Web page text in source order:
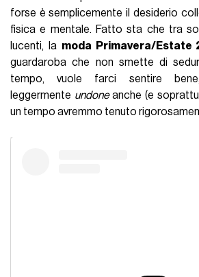
forse è semplicemente il desiderio
fisica e mentale. Fatto sta che tra
lucenti, la moda Primavera/Estate
guardaroba che non smette di
tempo, vuole farci sentire
leggermente undoneanche (e
un tempo avremmo tenuto